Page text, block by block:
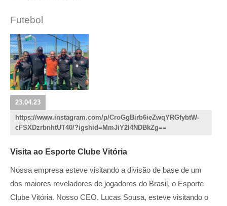
Futebol
23.04.23
https://www.instagram.com/p/CroGgBirb6ieZwqYRGfybtW-
cFSXDzrbnhtUT40/?igshid=MmJiY2I4NDBkZg==
Visita ao Esporte Clube Vitória
Nossa empresa esteve visitando a divisão de base de um
dos maiores reveladores de jogadores do Brasil, o Esporte
Clube Vitória. Nosso CEO, Lucas Sousa, esteve visitando o